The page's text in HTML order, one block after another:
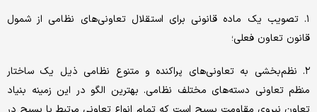
۱. تصویب یک ماده ‌قانونی برای استقلال تعاونی‌های نظامی از شمول
قانون تعاون فعلی؛
۲. نظم‌بخشی به تعاونی‌های پراکنده و متنوع نظامی ذیل یک ساختار
منظم تعاونی دسته‌های مختلف نظامی. بهترین الگو در این زمینه بنیاد